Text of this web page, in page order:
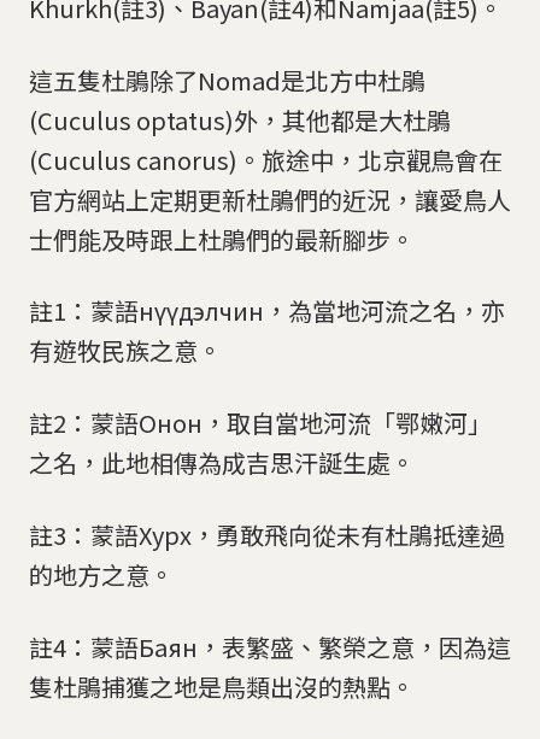
Khurkh(註3)、Bayan(註4)和Namjaa(註5)。
這五隻杜鵑除了Nomad是北方中杜鵑
(Cuculus optatus)外，其他都是大杜鵑
(Cuculus canorus)。旅途中，北京觀鳥會在
官方網站上定期更新杜鵑們的近況，讓愛鳥人
士們能及時跟上杜鵑們的最新腳步。
註1：蒙語нүүдэлчин，為當地河流之名，亦
有遊牧民族之意。
註2：蒙語Онон，取自當地河流「鄂嫩河」
之名，此地相傳為成吉思汗誕生處。
註3：蒙語Хурх，勇敢飛向從未有杜鵑抵達過
的地方之意。
註4：蒙語Баян，表繁盛、繁榮之意，因為這
隻杜鵑捕獲之地是鳥類出沒的熱點。